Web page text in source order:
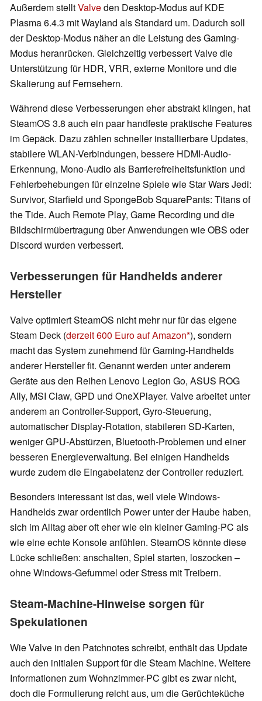
Außerdem stelltValveden Desktop-Modus auf KDE
Plasma 6.4.3 mit Wayland als Standard um. Dadurch soll
der Desktop-Modus näher an die Leistung des Gaming-
Modus heranrücken. Gleichzeitig verbessert Valve die
Unterstützung für HDR, VRR, externe Monitore und die
Skalierung auf Fernsehern.
Während diese Verbesserungen eher abstrakt klingen, hat
SteamOS 3.8 auch ein paar handfeste praktische Features
im Gepäck. Dazu zählen schneller installierbare Updates,
stabilere WLAN-Verbindungen, bessere HDMI-Audio-
Erkennung, Mono-Audio als Barrierefreiheitsfunktion und
Fehlerbehebungen für einzelne Spiele wie Star Wars Jedi:
Survivor, Starfield und SpongeBob SquarePants: Titans of
the Tide. Auch Remote Play, Game Recording und die
Bildschirmübertragung über Anwendungen wie OBS oder
Discord wurden verbessert.
Verbesserungen für Handhelds anderer
Hersteller
Valve optimiert SteamOS nicht mehr nur für das eigene
Steam Deck (derzeit 600 Euro auf Amazon ), sondern
macht das System zunehmend für Gaming-Handhelds
anderer Hersteller fit. Genannt werden unter anderem
Geräte aus den Reihen Lenovo Legion Go, ASUS ROG
Ally, MSI Claw, GPD und OneXPlayer. Valve arbeitet unter
anderem an Controller-Support, Gyro-Steuerung,
automatischer Display-Rotation, stabileren SD-Karten,
weniger GPU-Abstürzen, Bluetooth-Problemen und einer
besseren Energieverwaltung. Bei einigen Handhelds
wurde zudem die Eingabelatenz der Controller reduziert.
Besonders interessant ist das, weil viele Windows-
Handhelds zwar ordentlich Power unter der Haube haben,
sich im Alltag aber oft eher wie ein kleiner Gaming-PC als
wie eine echte Konsole anfühlen. SteamOS könnte diese
Lücke schließen: anschalten, Spiel starten, loszocken –
ohne Windows-Gefummel oder Stress mit Treibern.
Steam-Machine-Hinweise sorgen für
Spekulationen
Wie Valve in den Patchnotes schreibt, enthält das Update
auch den initialen Support für die Steam Machine. Weitere
Informationen zum Wohnzimmer-PC gibt es zwar nicht,
doch die Formulierung reicht aus, um die Gerüchteküche